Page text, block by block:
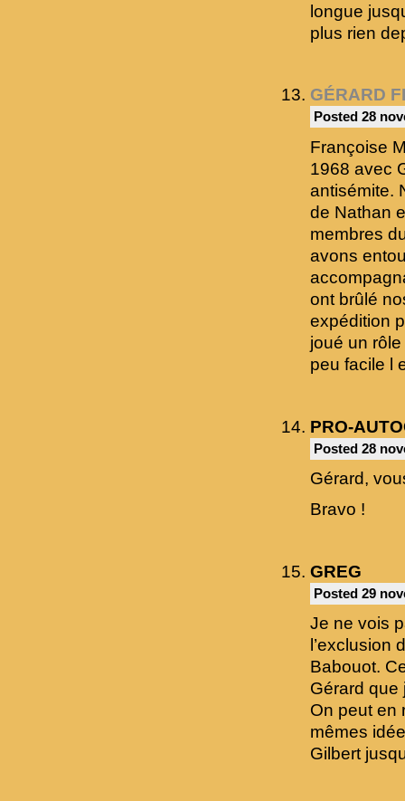
longue
plus rien
GÉRARD
Posted 28
Françoise
1968 avec
antisémite.
de Nathan
membres
avons
ont brûlé
expédition
joué un
peu facile l
PRO-
Posted 28
Gérard,
Bravo !
GREG
Posted 29
Je ne vois
l’exclusion
Babouot.
Gérard que
On peut en
mêmes
Gilbert